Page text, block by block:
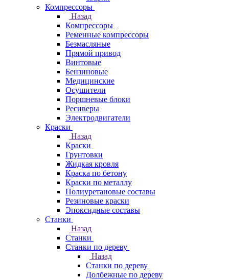
Компрессоры
Назад
Компрессоры
Ременные компрессоры
Безмасляные
Прямой привод
Винтовые
Бензиновые
Медицинские
Осушители
Поршневые блоки
Ресиверы
Электродвигатели
Краски
Назад
Краски
Грунтовки
Жидкая кровля
Краска по бетону
Краски по металлу
Полиуретановые составы
Резиновые краски
Эпоксидные составы
Станки
Назад
Станки
Станки по дереву
Назад
Станки по дереву
Долбежные по дереву